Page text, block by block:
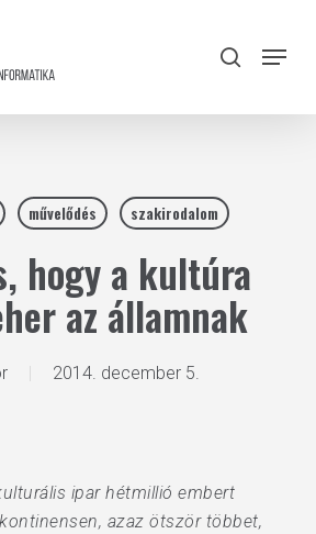
search
Menu
művelődés szakirodalom
hogy a kultúra
az államnak
2014. december 5.
ipar hétmillió embert
azaz ötször többet,
Close